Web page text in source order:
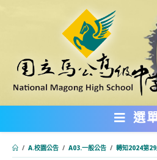
內
選
/ A.校園公告 / A03.一般公告 / 轉知2024第